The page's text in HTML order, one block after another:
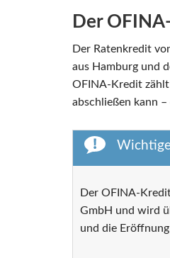
Der
Der Ratenkredit
aus Hamburg und
OFINA-Kredit
abschließen kann
Der OFINA-
GmbH und wird
und die